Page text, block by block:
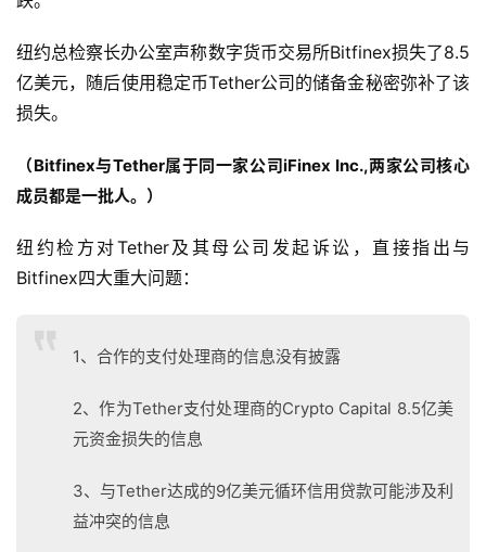
纽约总检察长办公室声称数字货币交易所Bitfinex损失了8.5
亿美元，随后使用稳定币Tether公司的储备金秘密弥补了该
损失。
（Bitfinex与Tether属于同一家公司iFinex Inc.,两家公司核心
成员都是一批人。 ）
纽约检方对Tether及其母公司发起诉讼，直接指出与
Bitfinex四大重大问题：
1、合作的支付处理商的信息没有披露
2、作为Tether支付处理商的Crypto Capital 8.5亿美
元资金损失的信息
3、与Tether达成的9亿美元循环信用贷款可能涉及利
益冲突的信息